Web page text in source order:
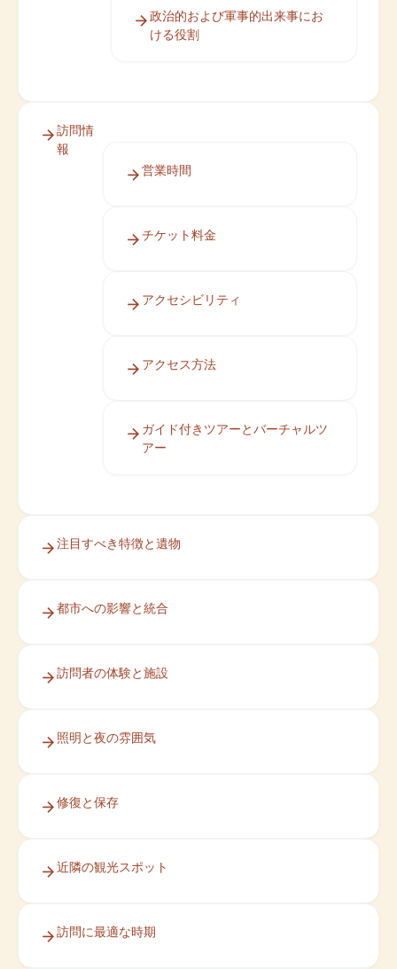
政治的および軍事的出来事にお
ける役割
訪問情
報
営業時間
チケット料金
アクセシビリティ
アクセス方法
ガイド付きツアーとバーチャルツ
アー
注目すべき特徴と遺物
都市への影響と統合
訪問者の体験と施設
照明と夜の雰囲気
修復と保存
近隣の観光スポット
訪問に最適な時期